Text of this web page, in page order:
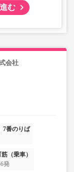
む
会社
7番のりば
（乗車）
発